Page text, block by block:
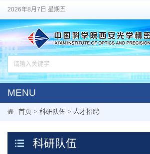
2026年8月7日 星期五
MENU
首页 > 科研队伍 > 人才招聘
科研队伍